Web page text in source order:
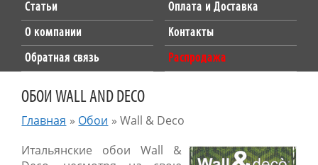
Статьи
Оплата и Доставка
О компании
Контакты
Обратная связь
Распродажа
ОБОИ WALL AND DECO
Главная » Обои »Wall & Deco
Итальянские обои Wall &